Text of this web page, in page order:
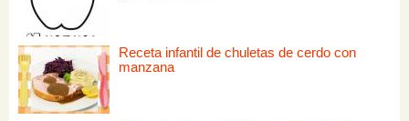
Receta infantil de chuletas de cerdo con
manzana